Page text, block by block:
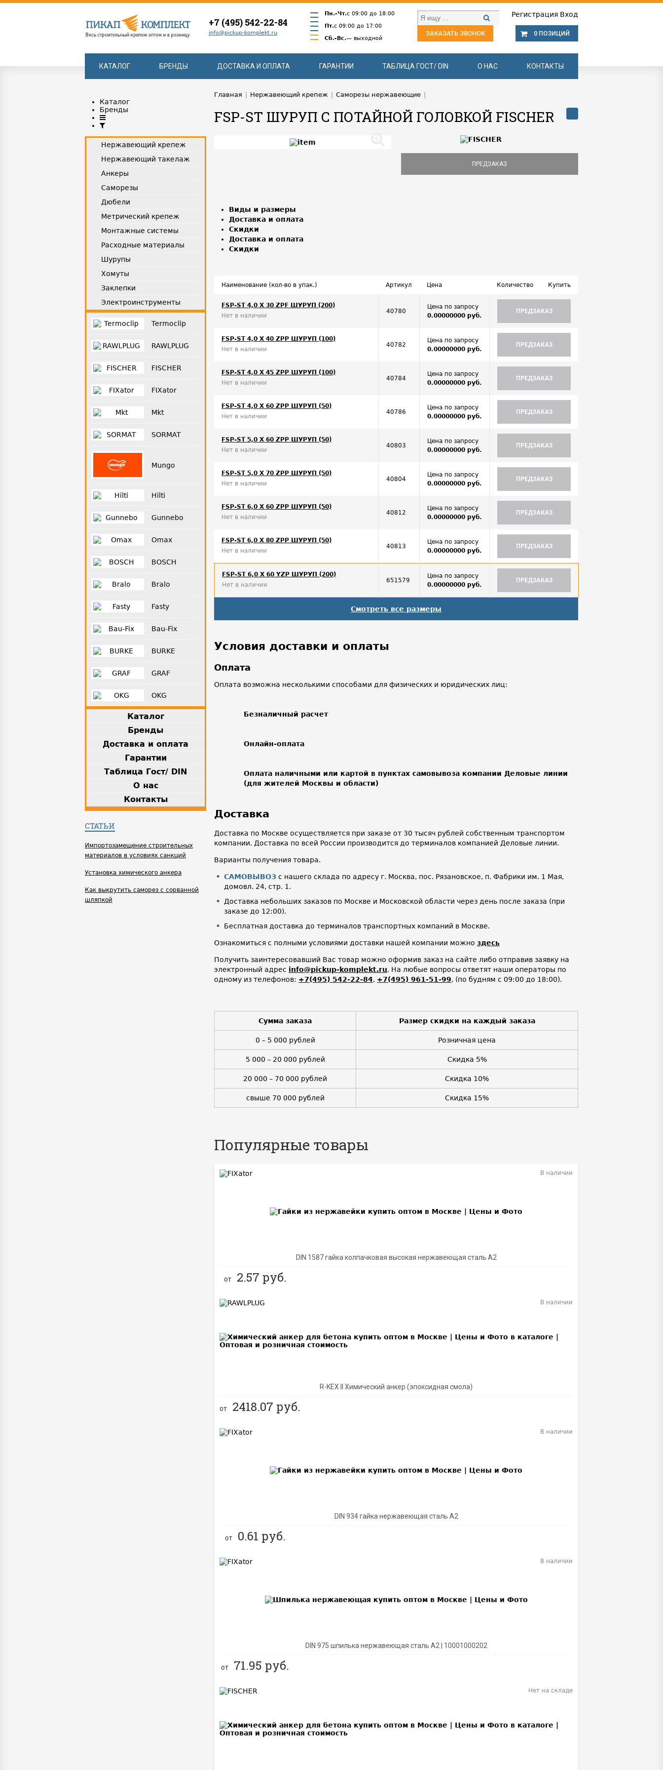
+7 (495) 542-22-84
info@pickup-komplekt.ru
Пн.-Чт.с 09:00 до 18:00
Пт.с 09:00 до 17:00
Сб.-Вс.— выходной
Регистрация Вход
ЗАКАЗАТЬ ЗВОНОК 0 ПОЗИЦИЙ
КАТАЛОГ БРЕНДЫ ДОСТАВКА И ОПЛАТА ГАРАНТИИ ТАБЛИЦА ГОСТ/ DIN О НАС КОНТАКТЫ
Каталог
Бренды
Нержавеющий крепеж
Нержавеющий такелаж
Анкеры
Саморезы
Дюбели
Метрический крепеж
Монтажные системы
Расходные материалы
Шурупы
Хомуты
Заклепки
Электроинструменты
Termoclip
RAWLPLUG
FISCHER
FIXator
Mkt
SORMAT
Mungo
Hilti
Gunnebo
Omax
BOSCH
Bralo
Fasty
Bau-Fix
BURKE
GRAF
OKG
Каталог
Бренды
Доставка и оплата
Гарантии
Таблица Гост/ DIN
О нас
Контакты
СТАТЬИ
Импортозамещение строительных
материалов в условиях санкций
Установка химического анкера
Как выкрутить саморез с сорванной
шляпкой
Главная Нержавеющий крепеж Саморезы нержавеющие
FSP-ST ШУРУП С ПОТАЙНОЙ ГОЛОВКОЙ FISCHER
ПРЕДЗАКАЗ
Виды и размеры
Доставка и оплата
Скидки
Доставка и оплата
Скидки
Наименование (кол-во в упак.) Артикул Цена Количество Купить
FSP-ST 4,0 X 30 ZPF ШУРУП (200)
Нет в наличии
40780
Цена по запросу
0.00000000 руб.
ПРЕДЗАКАЗ
FSP-ST 4,0 X 40 ZPP ШУРУП (100)
Нет в наличии
40782
Цена по запросу
0.00000000 руб.
ПРЕДЗАКАЗ
FSP-ST 4,0 X 45 ZPP ШУРУП (100)
Нет в наличии
40784
Цена по запросу
0.00000000 руб.
ПРЕДЗАКАЗ
FSP-ST 4,0 X 60 ZPP ШУРУП (50)
Нет в наличии
40786
Цена по запросу
0.00000000 руб.
ПРЕДЗАКАЗ
FSP-ST 5,0 X 60 ZPP ШУРУП (50)
Нет в наличии
40803
Цена по запросу
0.00000000 руб.
ПРЕДЗАКАЗ
FSP-ST 5,0 X 70 ZPP ШУРУП (50)
Нет в наличии
40804
Цена по запросу
0.00000000 руб.
ПРЕДЗАКАЗ
FSP-ST 6,0 X 60 ZPP ШУРУП (50)
Нет в наличии
40812
Цена по запросу
0.00000000 руб.
ПРЕДЗАКАЗ
FSP-ST 6,0 X 80 ZPP ШУРУП (50)
Нет в наличии
40813
Цена по запросу
0.00000000 руб.
ПРЕДЗАКАЗ
FSP-ST 6,0 X 60 YZP ШУРУП (200)
Нет в наличии
651579
Цена по запросу
0.00000000 руб.
ПРЕДЗАКАЗ
Смотреть все размеры
Условия доставки и оплаты
Оплата
Оплата возможна несколькими способами для физических и юридических лиц:
Безналичный расчет
Онлайн-оплата
Оплата наличными или картой в пунктах самовывоза компании Деловые линии
(для жителей Москвы и области)
Доставка
Доставка по Москве осуществляется при заказе от 30 тысяч рублей собственным транспортом
компании. Доставка по всей России производится до терминалов компанией Деловые линии.
Варианты получения товара.
САМОВЫВОЗ с нашего склада по адресу г. Москва, пос. Рязановское, п. Фабрики им. 1 Мая,
домовл. 24, стр. 1.
Доставка небольших заказов по Москве и Московской области через день после заказа (при
заказе до 12:00).
Бесплатная доставка до терминалов транспортных компаний в Москве.
Ознакомиться с полными условиями доставки нашей компании можно здесь
Получить заинтересовавший Вас товар можно оформив заказ на сайте либо отправив заявку на
электронный адрес info@pickup-komplekt.ru. На любые вопросы ответят наши операторы по
одному из телефонов: +7(495) 542-22-84, +7(495) 961-51-99, (по будням с 09:00 до 18:00).
Сумма заказа Размер скидки на каждый заказа
0 – 5 000 рублей Розничная цена
5 000 – 20 000 рублей Скидка 5%
20 000 – 70 000 рублей Скидка 10%
свыше 70 000 рублей Скидка 15%
Популярные товары
DIN 1587 гайка колпачковая высокая нержавеющая сталь А2
В наличии
от 2.57 руб.
R-KEX II Химический анкер (эпоксидная смола)
В наличии
от 2418.07 руб.
DIN 934 гайка нержавеющая сталь A2
В наличии
от 0.61 руб.
DIN 975 шпилька нержавеющая сталь A2 | 10001000202
В наличии
от 71.95 руб.
Нет на складе